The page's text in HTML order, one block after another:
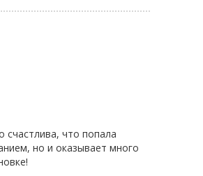
счастлива, что попала
но и оказывает много